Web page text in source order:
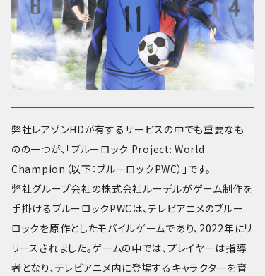
ADVERTISING
GAME
FOOD TECH
BLOCKCHAIN
CONTENTS
BRANDING
PET TECH
R&D
OCCUPATION
ENGINEER
PROMOTION ROLE
DESIGNER
GAME PLANNER
FINANCE ROLE
RESEARCHER
CORPORATE
CONTENTS
弊社レアゾンHDが有するサービスの中でも重要なも
のの一つが、「ブルーロック Project: World
Champion（以下：ブルーロックPWC）」です。
弊社グループ会社の株式会社ルーデルがゲーム制作を
手掛けるブルーロックPWCは、テレビアニメのブルー
ロックを原作としたモバイルゲームであり、2022年にリ
リースされました。ゲームの中では、プレイヤーは指導
者となり、テレビアニメ内に登場するキャラクターを育